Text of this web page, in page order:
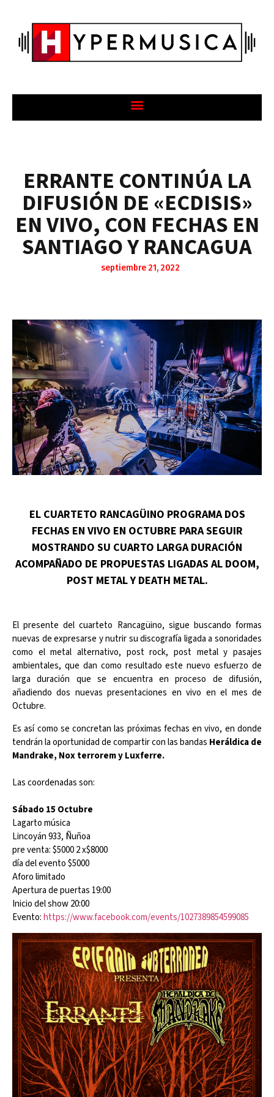
ERRANTE CONTINÚA LA
DIFUSIÓN DE «ECDISIS»
EN VIVO, CON FECHAS EN
SANTIAGO Y RANCAGUA
septiembre 21, 2022
EL CUARTETO RANCAGÜINO PROGRAMA DOS
FECHAS EN VIVO EN OCTUBRE PARA SEGUIR
MOSTRANDO SU CUARTO LARGA DURACIÓN
ACOMPAÑADO DE PROPUESTAS LIGADAS AL DOOM,
POST METAL Y DEATH METAL.
El presente del cuarteto Rancagüino, sigue buscando formas
nuevas de expresarse y nutrir su discografía ligada a sonoridades
como el metal alternativo, post rock, post metal y pasajes
ambientales, que dan como resultado este nuevo esfuerzo de
larga duración que se encuentra en proceso de difusión,
añadiendo dos nuevas presentaciones en vivo en el mes de
Octubre.
Es así como se concretan las próximas fechas en vivo, en donde
tendrán la oportunidad de compartir con las bandas Heráldica de
Mandrake, Nox terrorem y Luxferre.
Las coordenadas son:
Sábado 15 Octubre
Lagarto música
Lincoyán 933, Ñuñoa
pre venta: $5000 2 x$8000
día del evento $5000
Aforo limitado
Apertura de puertas 19:00
Inicio del show 20:00
Evento:https://www.facebook.com/events/1027389854599085